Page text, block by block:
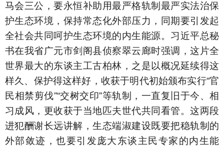
马会三公，要永恒补助用最严格轨制最严实法治保
护生态环境，保持常态化外部压力，同期要引发起
全社会共同呵护生态环境的内生能源。习近平总秘
书在我省广元市剑阁县侦察翠云廊时强调，这片全
世界最大的东谈主工古柏林，之是以概况延续得这
样久、保护得这样好，收获于明代初始颁布实行“官
民相禁剪伐”“交树交印”等轨制，一直复旧于今、相
习成风，更收获于当地匹夫世代共同看管。这两段
进犯酬谢长远讲解，生态端淑建设既要把稳轨制的
外部敛迹，也要引发庞大东谈主民专家的内生能